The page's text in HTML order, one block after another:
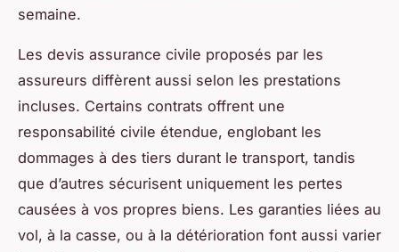
semaine.
Les devis assurance civile proposés par les
assureurs diffèrent aussi selon les prestations
incluses. Certains contrats offrent une
responsabilité civile étendue, englobant les
dommages à des tiers durant le transport, tandis
que d’autres sécurisent uniquement les pertes
causées à vos propres biens. Les garanties liées au
vol, à la casse, ou à la détérioration font aussi varier